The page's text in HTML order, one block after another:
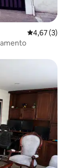
4,67 de
4,67 (3)